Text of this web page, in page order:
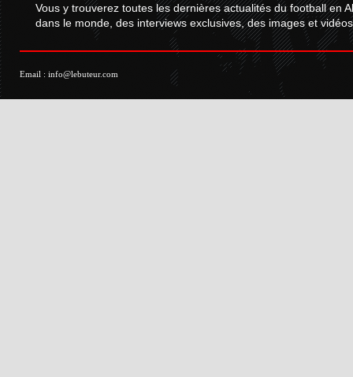
Vous y trouverez toutes les dernières actualités du football en
dans le monde, des interviews exclusives, des images et
Email : info@lebuteur.com